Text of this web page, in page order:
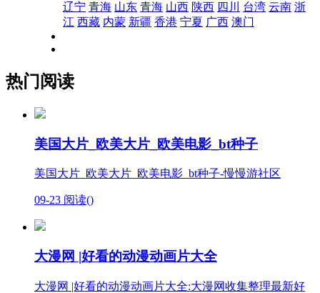
辽宁 青海 山东 青海 山西 陕西 四川 台湾 云南 浙
江 西藏 内蒙 新疆 香港 宁夏 广西 澳门
热门阅读
美国大片_欧美大片_欧美电影_bt种子
美国大片_欧美大片_欧美电影_bt种子-慢慢游社区
09-23 阅读()
大漫网 |好看的动漫动画片大全
大漫网 |好看的动漫动画片大全:大漫网收集整理最新好